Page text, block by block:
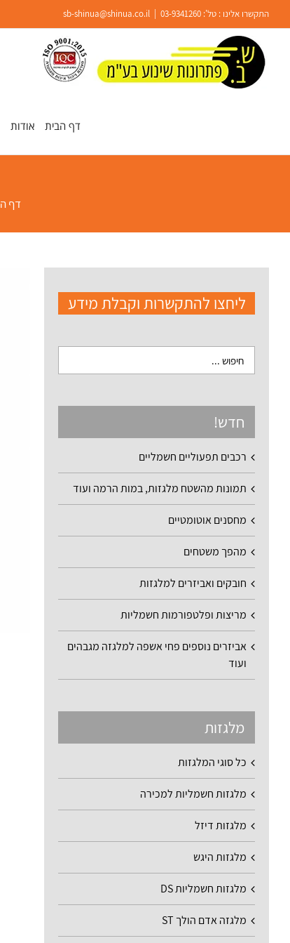
פתח סרגל נגישות
content
התקשרו אלינו : טל': 03-9341260
sb-shinua@shinua.co.il
דף הבית אודות
דף
ליחצו להתקשרות וקבלת מידע
חדש!
רכבים תפעוליים חשמליים
תמונות מהשטח מלגזות, במות הרמה ועוד
מחסנים אוטומטיים
מהפך משטחים
חובקים ואביזרים למלגזות
מריצות ופלטפורמות חשמליות
אביזרים נוספים פחי אשפה למלגזה מגבהים
ועוד
מלגזות
כל סוגי המלגזות
מלגזות חשמליות למכירה
מלגזות דיזל
מלגזות היגש
מלגזות חשמליות DS
מלגזה אדם הולך ST